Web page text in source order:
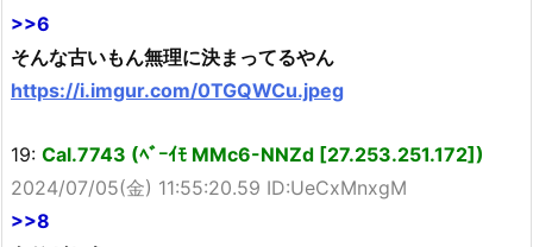
>>6
そんな古いもん無理に決まってるやん
https://i.imgur.com/0TGQWCu.jpeg
19: Cal.7743 (ﾍﾞｰｲﾓ MMc6-NNZd [27.253.251.172])
2024/07/05(金) 11:55:20.59 ID:UeCxMnxgM
>>8